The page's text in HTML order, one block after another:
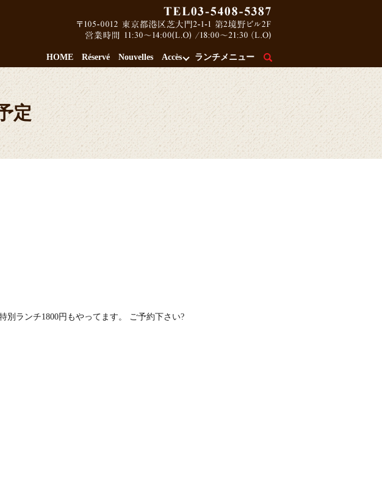
HOME Réservé Nouvelles Accès ランチメニュー
定
別ランチ1800円もやってます。 ご予約下さい?